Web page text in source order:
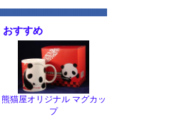
おすすめ
熊猫屋オリジナル マグカッ
プ